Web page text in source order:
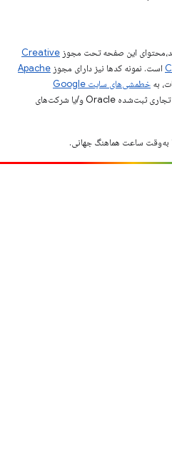
این صفحه تحت مجوز Creative
است. نمونه کدها نیز دارای مجوز Apache
به
خطمشی‌های سایت Google
مراجعه کنید. جاوا علامت تجاری ثبت‌شده Oracle و/یا شرکت‌های